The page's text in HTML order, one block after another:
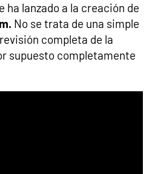
ha lanzado a la creación de
No se trata de una simple
completa de la
supuesto completamente